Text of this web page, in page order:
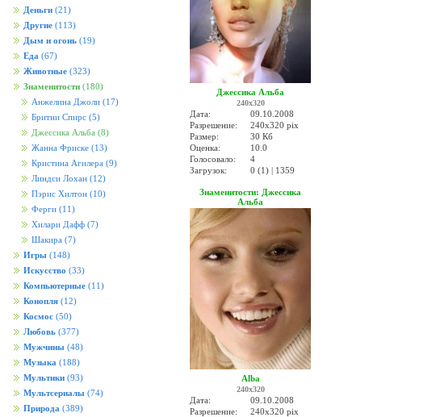
Деньги (21)
Другие (113)
Дым и огонь (19)
Еда (67)
Животные (323)
Знаменитости (180)
Анжелина Джоли (17)
Бритни Спирс (5)
Джессика Альба (8)
Жанна Фриске (13)
Кристина Агилера (9)
Линдси Лохан (12)
Пэрис Хилтон (10)
Ферги (11)
Хилари Дафф (7)
Шакира (7)
Игры (148)
Искусство (33)
Компьютерные (11)
Конопля (12)
Космос (50)
Любовь (377)
Мужчины (48)
Музыка (188)
Мультики (93)
Мультсериалы (74)
Природа (389)
Джессика Альба
240x320
Дата:
09.10.2008
Разрешение:
240x320 pix
Размер:
30 Кб
Оценка:
10.0
Голосовало:
4
Загрузок:
0 (1) | 1359
Знаменитости: Джессика
Альба
Alba
240x320
Дата:
09.10.2008
Разрешение:
240x320 pix